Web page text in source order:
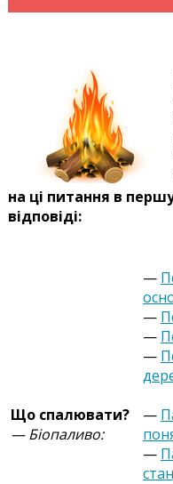
на ці питання в
відповіді:
Що спалювати?
— Біопаливо:
—
—
—
—
—
—